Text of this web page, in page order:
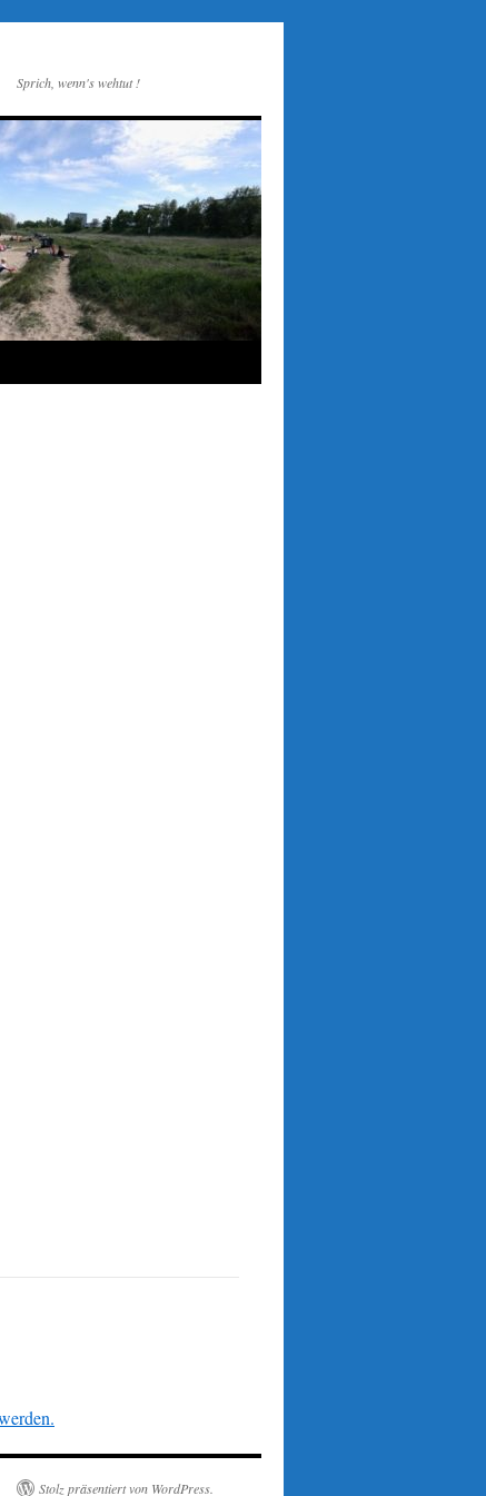
Sprich, wenn's wehtut !
Stolz präsentiert von WordPress.